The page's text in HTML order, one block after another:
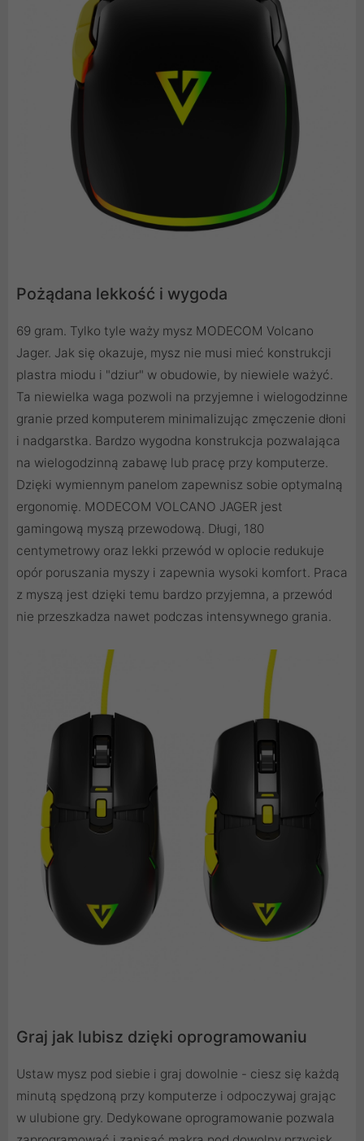
Pożądana lekkość i wygoda
69 gram. Tylko tyle waży mysz MODECOM Volcano
Jager. Jak się okazuje, mysz nie musi mieć konstrukcji
plastra miodu i "dziur" w obudowie, by niewiele ważyć.
Ta niewielka waga pozwoli na przyjemne i wielogodzinne
granie przed komputerem minimalizując zmęczenie dłoni
i nadgarstka. Bardzo wygodna konstrukcja pozwalająca
na wielogodzinną zabawę lub pracę przy komputerze.
Dzięki wymiennym panelom zapewnisz sobie optymalną
ergonomię. MODECOM VOLCANO JAGER jest
gamingową myszą przewodową. Długi, 180
centymetrowy oraz lekki przewód w oplocie redukuje
opór poruszania myszy i zapewnia wysoki komfort. Praca
z myszą jest dzięki temu bardzo przyjemna, a przewód
nie przeszkadza nawet podczas intensywnego grania.
Graj jak lubisz dzięki oprogramowaniu
Ustaw mysz pod siebie i graj dowolnie - ciesz się każdą
minutą spędzoną przy komputerze i odpoczywaj grając
w ulubione gry. Dedykowane oprogramowanie pozwala